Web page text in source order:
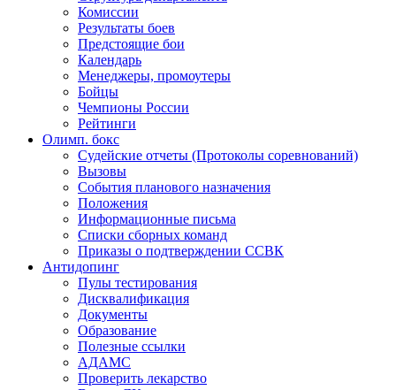
Комиссии
Результаты боев
Предстоящие бои
Календарь
Менеджеры, промоутеры
Бойцы
Чемпионы России
Рейтинги
Олимп. бокс
Судейские отчеты (Протоколы соревнований)
Вызовы
События планового назначения
Положения
Информационные письма
Списки сборных команд
Приказы о подтверждении ССВК
Антидопинг
Пулы тестирования
Дисквалификация
Документы
Образование
Полезные ссылки
АДАМС
Проверить лекарство